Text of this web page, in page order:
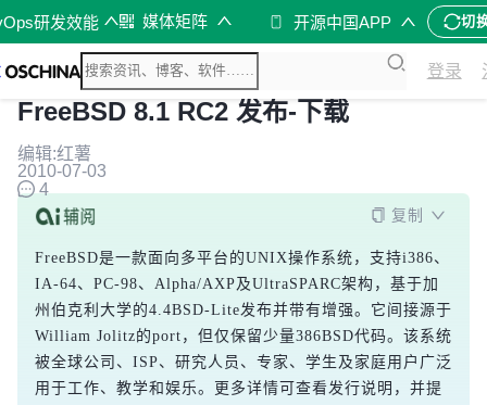
研发效能 媒体矩阵 开源中国APP 切
登录
FreeBSD 8.1 RC2 发布-下载
编辑:红薯
2010-07-03
4
复制
FreeBSD是一款面向多平台的UNIX操作系统，支持i386、
IA-64、PC-98、Alpha/AXP及UltraSPARC架构，基于加
州伯克利大学的4.4BSD-Lite发布并带有增强。它间接源于
William Jolitz的port，但仅保留少量386BSD代码。该系统
被全球公司、ISP、研究人员、专家、学生及家庭用户广泛
用于工作、教学和娱乐。更多详情可查看发行说明，并提